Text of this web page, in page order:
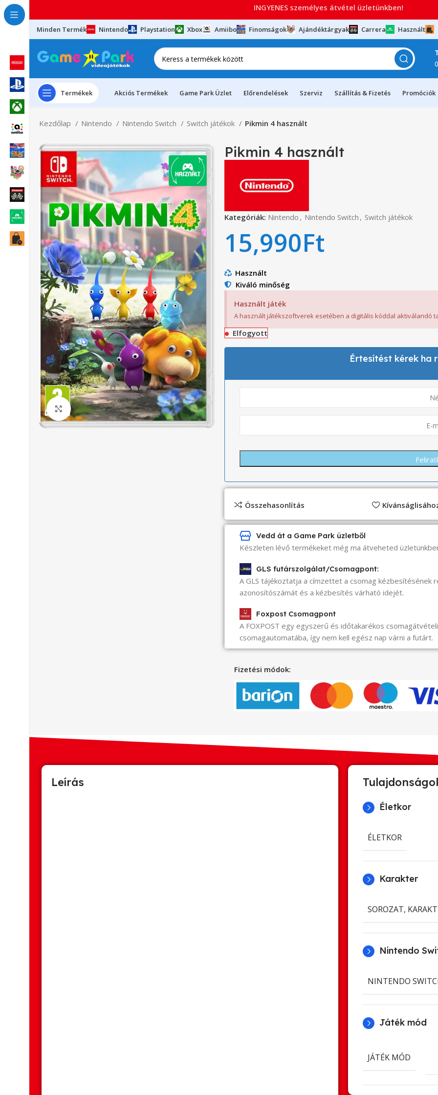
Minden Termék Nintendo Playstation Xbox Amiibo Finomságok Ajándéktárgyak Carrera Használt
Termékek Akciós Termékek Game Park Üzlet Előrendelések Szerviz Szállítás & Fizetés Promóciók
Kezdőlap Nintendo Nintendo Switch Switch játékok Pikmin 4 használt
Click to enlarge
Pikmin 4 használt
Kategóriák: Nintendo , Nintendo Switch , Switch játékok
15,990Ft
Használt
Kiváló minőség
Használt játék
A használt játékszoftverek esetében a digitális kóddal aktiválandó
Elfogyott
Értesítést kérek ha
Összehasonlítás
Vedd át a Game Park üzletből
Készleten lévő termékeket még ma átveheted
GLS futárszolgálat/Csomagpont:
A GLS tájékoztatja a címzettet a csomag kézbesítésének
azonosítószámát és a kézbesítés várható idejét.
Foxpost Csomagpont
A FOXPOST egy egyszerű és időtakarékos
csomagautomatába, így nem kell egész nap várni a futárt.
Fizetési módok:
Leírás
Életkor
ÉLETKOR
Karakter
SOROZAT,
Nintendo
NINTENDO
Játék mód
JÁTÉK MÓD
INGYENES személyes átvétel üzletünkben!